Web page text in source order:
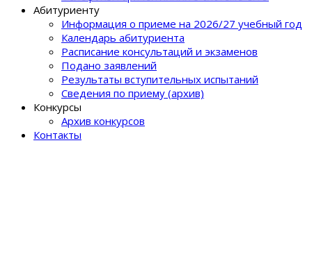
Абитуриенту
Информация о приеме на 2026/27 учебный год
Календарь абитуриента
Расписание консультаций и экзаменов
Подано заявлений
Результаты вступительных испытаний
Сведения по приему (архив)
Конкурсы
Архив конкурсов
Контакты